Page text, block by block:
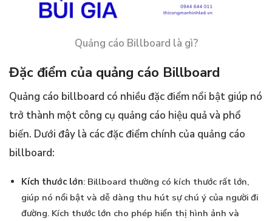
Quảng cáo Billboard là gì?
Đặc điểm của quảng cáo Billboard
Quảng cáo billboard có nhiều đặc điểm nổi bật giúp nó
trở thành một công cụ quảng cáo hiệu quả và phổ
biến. Dưới đây là các đặc điểm chính của quảng cáo
billboard:
Kích thước lớn: Billboard thường có kích thước rất lớn,
giúp nó nổi bật và dễ dàng thu hút sự chú ý của người đi
đường. Kích thước lớn cho phép hiển thị hình ảnh và